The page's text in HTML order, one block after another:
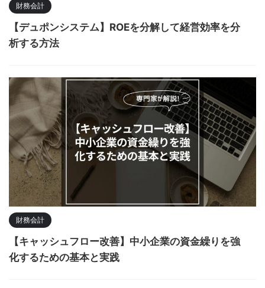
財務会計
【デュポンシステム】ROEを分解して経営効率を分
析する方法
財務会計
【キャッシュフロー改善】中小企業の資金繰りを強
化するための基本と実践